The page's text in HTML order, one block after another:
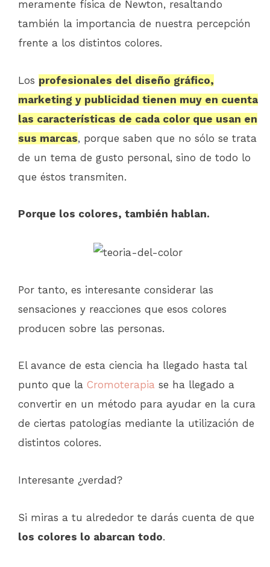
meramente física de Newton, resaltando
también la importancia de nuestra percepción
frente a los distintos colores.
Los profesionales del diseño gráfico,
marketing y publicidad tienen muy en cuenta
las características de cada color que usan en
sus marcas, porque saben que no sólo se trata
de un tema de gusto personal, sino de todo lo
que éstos transmiten.
Porque los colores, también hablan.
Por tanto, es interesante considerar las
sensaciones y reacciones que esos colores
producen sobre las personas.
El avance de esta ciencia ha llegado hasta tal
punto que la Cromoterapia se ha llegado a
convertir en un método para ayudar en la cura
de ciertas patologías mediante la utilización de
distintos colores.
Interesante ¿verdad?
Si miras a tu alrededor te darás cuenta de que
los colores lo abarcan todo.